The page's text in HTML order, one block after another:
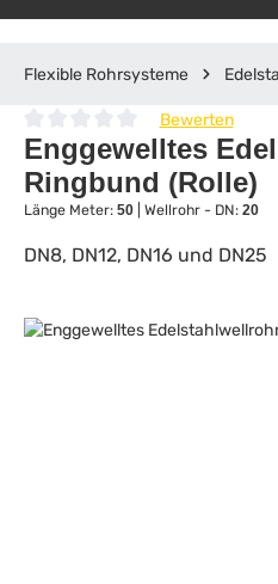
Flexible Rohrsysteme
Durchschnittliche Bewertung
Bewerten
Enggewelltes
Ringbund (Rolle)
Länge Meter: 50 Wellrohr - DN: 20
DN8, DN12, DN16 und DN25
Bildergalerie überspringen